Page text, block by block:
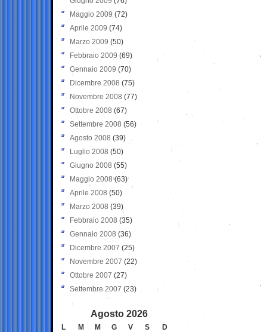
Maggio 2009 (72)
Aprile 2009 (74)
Marzo 2009 (50)
Febbraio 2009 (69)
Gennaio 2009 (70)
Dicembre 2008 (75)
Novembre 2008 (77)
Ottobre 2008 (67)
Settembre 2008 (56)
Agosto 2008 (39)
Luglio 2008 (50)
Giugno 2008 (55)
Maggio 2008(63)
Aprile 2008 (50)
Marzo 2008 (39)
Febbraio 2008 (35)
Gennaio 2008 (36)
Dicembre 2007 (25)
Novembre 2007 (22)
Ottobre 2007 (27)
Settembre 2007 (23)
Agosto 2026
L M M G V S
D